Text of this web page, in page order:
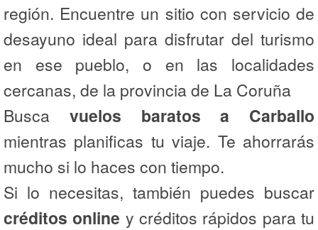
región. Encuentre un sitio con servicio de
desayuno ideal para disfrutar del turismo
en ese pueblo, o en las localidades
cercanas, de la provincia de La Coruña
Busca vuelos baratos a Carballo
mientras planificas tu viaje. Te ahorrarás
mucho si lo haces con tiempo.
Si lo necesitas, también puedes buscar
créditos online y créditos rápidos para tu